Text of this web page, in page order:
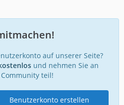
auf unserer Seite?
und nehmen Sie an
teil!
Benutzerkonto erstellen